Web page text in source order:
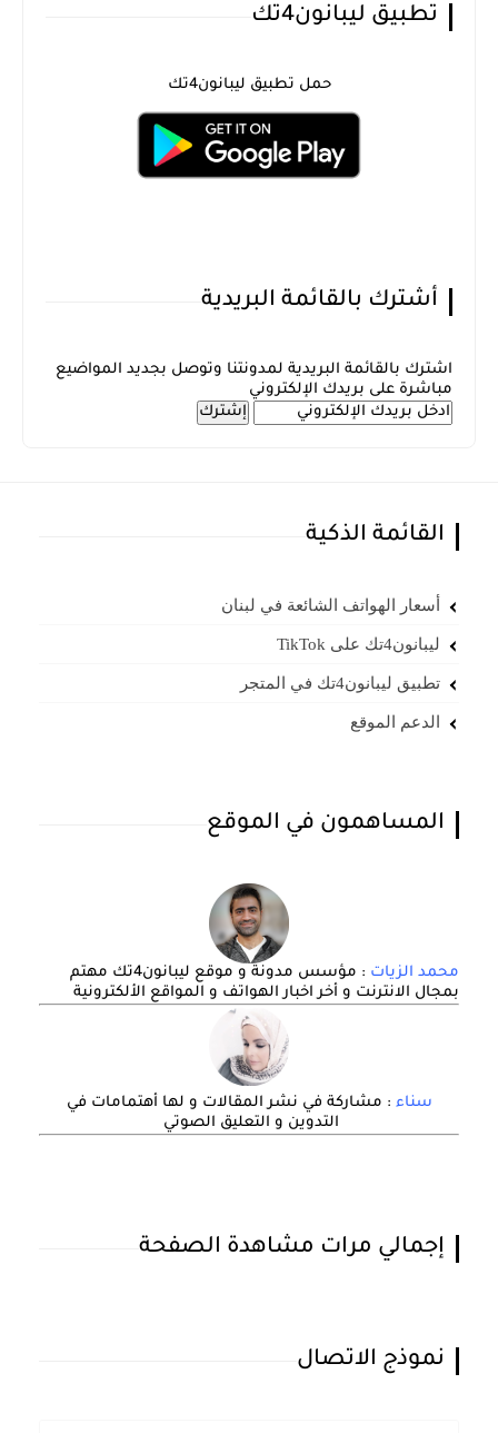
تطبيق ليبانون4تك
حمل تطبيق ليبانون4تك
أشترك بالقائمة البريدية
اشترك بالقائمة البريدية لمدونتنا وتوصل بجديد المواضيع
مباشرة على بريدك الإلكتروني
القائمة الذكية
أسعار الهواتف الشائعة في لبنان
ليبانون4تك على TikTok
تطبيق ليبانون4تك في المتجر
الدعم الموقع
المساهمون في الموقع
محمد الزيات
: مؤسس مدونة و موقع ليبانون4تك مهتم
بمجال الانترنت و أخر اخبار الهواتف و المواقع الألكترونية
سناء : مشاركة في نشر المقالات و لها أهتمامات في
التدوين و التعليق الصوتي
إجمالي مرات مشاهدة الصفحة
نموذج الاتصال